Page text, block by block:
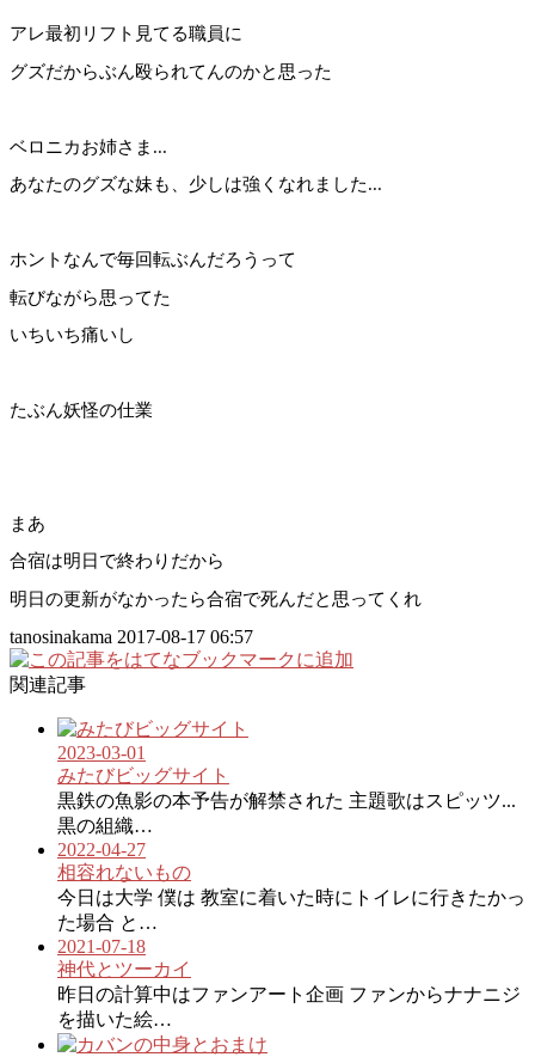
アレ最初リフト見てる職員に
グズだからぶん殴られてんのかと思った
ベロニカお姉さま...
あなたのグズな妹も、少しは強くなれました...
ホントなんで毎回転ぶんだろうって
転びながら思ってた
いちいち痛いし
たぶん妖怪の仕業
まあ
合宿は明日で終わりだから
明日の更新がなかったら合宿で死んだと思ってくれ
tanosinakama 2017-08-17 06:57
関連記事
2023-03-01
みたびビッグサイト
黒鉄の魚影の本予告が解禁された 主題歌はスピッツ...
黒の組織…
2022-04-27
相容れないもの
今日は大学 僕は 教室に着いた時にトイレに行きたかっ
た場合 と…
2021-07-18
神代とツーカイ
昨日の計算中はファンアート企画 ファンからナナニジ
を描いた絵…